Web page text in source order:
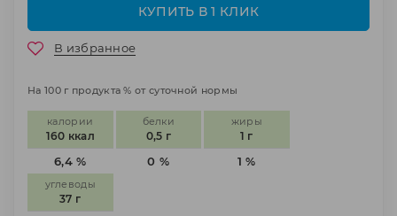
КУПИТЬ В 1 КЛИК
В избранное
На 100 г продукта % от суточной нормы
калории
160 ккал
6,4 %
белки
0,5 г
0 %
жиры
1 г
1 %
углеводы
37 г